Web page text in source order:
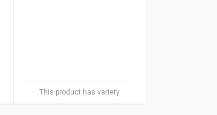
This product has variety.